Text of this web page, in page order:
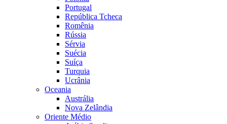
Portugal
República Tcheca
Romênia
Rússia
Sérvia
Suécia
Suíça
Turquia
Ucrânia
Oceania
Austrália
Nova Zelândia
Oriente Médio